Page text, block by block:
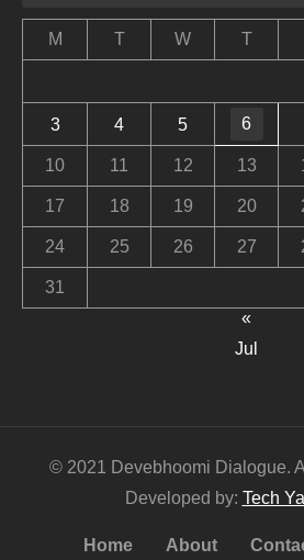
M T W T
3 4 5 6
10 11 12 13
17 18 19 20
24 25 26 27
31
«
Jul
© 2021 Devebhoomi Dialogue.
Developed by: Tech
Home About